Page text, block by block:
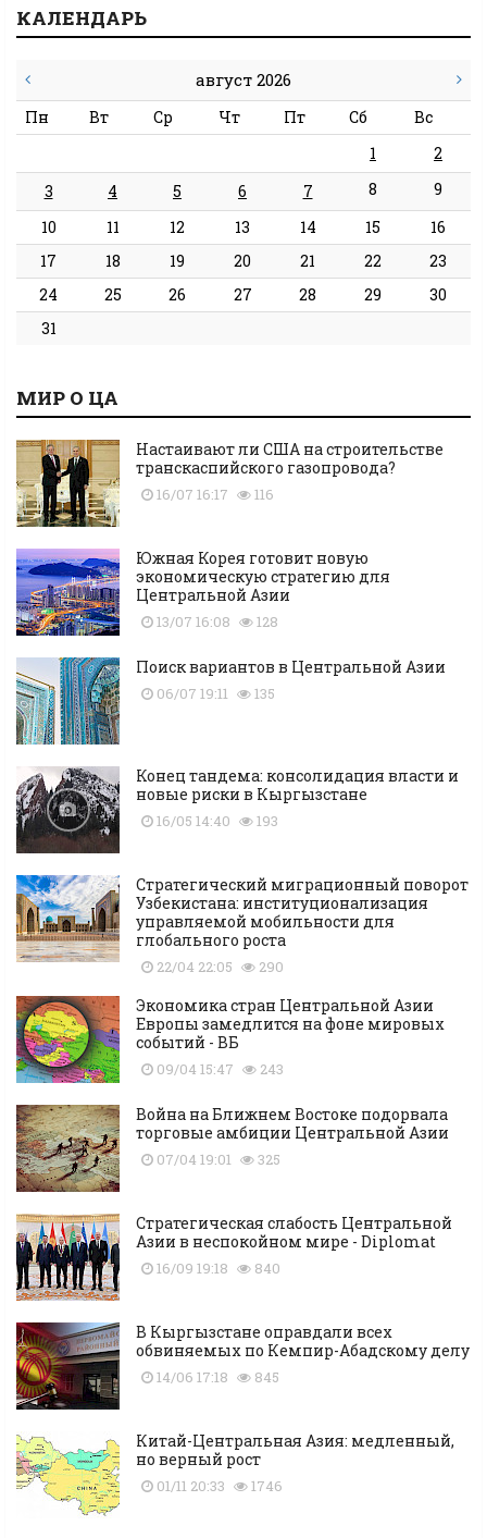
КАЛЕНДАРЬ
август 2026
Пн Вт Ср Чт Пт Сб
Вс
1
2
3
4 5 6 7 8
9
10
11 12 13 14 15
16
17
18 19 20 21 22
23
24
25 26 27 28 29
30
31
МИР О ЦА
Настаивают ли США на строительстве
транскаспийского газопровода?
16/07 16:17 116
Южная Корея готовит новую
экономическую стратегию для
Центральной Азии
13/07 16:08 128
Поиск вариантов в Центральной Азии
06/07 19:11 135
Конец тандема: консолидация власти и
новые риски в Кыргызстане
16/05 14:40 193
Стратегический миграционный поворот
Узбекистана: институционализация
управляемой мобильности для
глобального роста
22/04 22:05 290
Экономика стран Центральной Азии
Европы замедлится на фоне мировых
событий - ВБ
09/04 15:47 243
Война на Ближнем Востоке подорвала
торговые амбиции Центральной Азии
07/04 19:01 325
Стратегическая слабость Центральной
Азии в неспокойном мире - Diplomat
16/09 19:18 840
В Кыргызстане оправдали всех
обвиняемых по Кемпир-Абадскому делу
14/06 17:18 845
Китай-Центральная Азия: медленный,
но верный рост
01/11 20:33 1746